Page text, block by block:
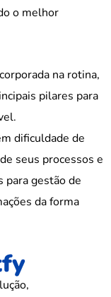
o melhor
na rotina,
pilares para
dificuldade de
seus processos e
para gestão de
da forma